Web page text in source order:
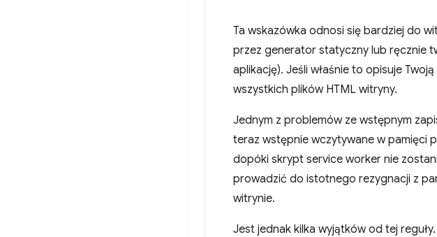
Ta wskazówka odnosi się bardziej do
przez generator statyczny lub ręcznie
aplikację). Jeśli właśnie to opisuje
wszystkich plików HTML witryny.
Jednym z problemów ze wstępnym
teraz wstępnie wczytywane w pamięci
dopóki skrypt service worker nie
prowadzić do istotnego rezygnacji z
witrynie.
Jest jednak kilka wyjątków od tej